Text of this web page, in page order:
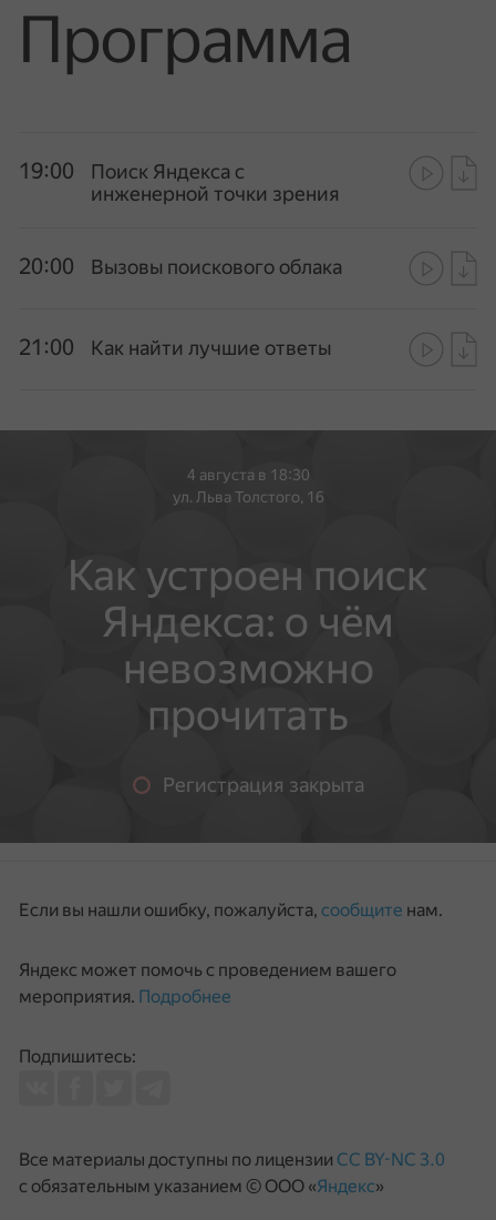
Программа
19:00
Поиск Яндекса с
инженерной точки зрения
20:00 Вызовы поискового облака
21:00 Как найти лучшие ответы
4 августа в 18:30
ул. Льва Толстого, 16
Как устроен поиск
Яндекса: о чём
невозможно
прочитать
Регистрация закрыта
Если вы нашли ошибку, пожалуйста, сообщите нам.
Яндекс может помочь с проведением вашего
мероприятия. Подробнее
Подпишитесь:
Все материалы доступны по лицензии CC BY-NC 3.0
с обязательным указанием © ООО «Яндекс»